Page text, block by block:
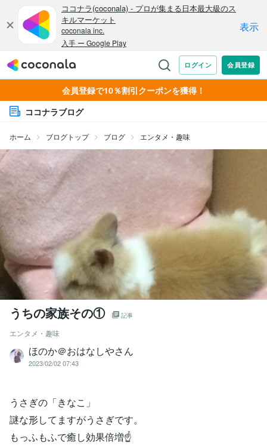
会員登録で10％割引クーポンを獲得！
ココナラブログ
ホーム ブログトップ ブログ エンタメ・趣味
うちの家族その① 記事
エンタメ・趣味
ほのか＠おはなしやさん
2023/02/02 07:43
うさぎの「きなこ」
謎な形してますがうさぎです。
もっふもふで癒し効果倍増☝